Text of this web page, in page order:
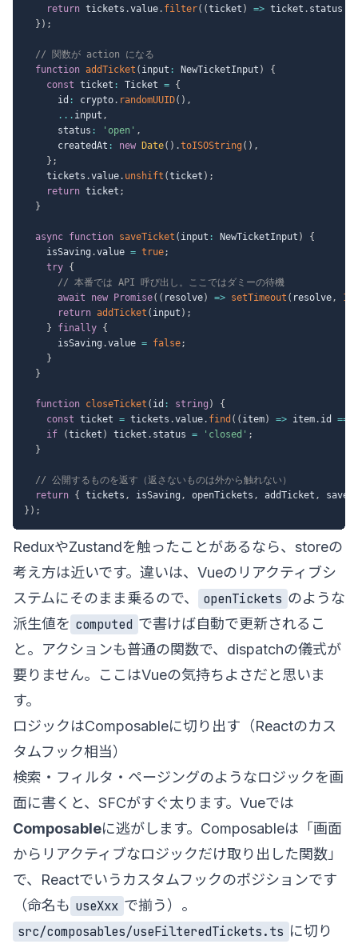
return tickets .value. filter( (ticket ) => ticket . status
} ) ;
// 関数が action になる
function addTicket ( input : NewTicketInput )
{
const ticket : Ticket = {
      id
: crypto. randomUUID( ) ,
... input ,
      status
: 'open' ,
      createdAt
: new Date( ) .toISOString ( ) ,
} ;
    tickets
.value. unshift (ticket ) ;
return ticket ;
}
async function saveTicket ( input : NewTicketInput )
{
    isSaving
.value = true;
try {
// 本番では API 呼び出し。ここではダミーの待機
await
new Promise( ( resolve) => setTimeout ( resolve,
return addTicket ( input ) ;
}
finally {
      isSaving
.value = false;
}
}
function closeTicket ( id : string )
{
const ticket = tickets .value. find ( ( item) => item. id ===
if
(ticket ) ticket . status = 'closed' ;
}
// 公開するものを返す（返さないものは外から触れない）
return { tickets , isSaving , openTickets , addTicket ,
} ) ;
ReduxやZustandを触ったことがあるなら、storeの
考え方は近いです。違いは、Vueのリアクティブシ
ステムにそのまま乗るので、
openTickets のような
派生値を computed で書けば自動で更新されるこ
と。アクションも普通の関数で、dispatchの儀式が
要りません。ここはVueの気持ちよさだと思いま
す。
ロジックはComposableに切り出す（Reactのカス
タムフック相当）
検索・フィルタ・ページングのようなロジックを画
面に書くと、SFCがすぐ太ります。Vueでは
Composableに逃がします。Composableは「画面
からリアクティブなロジックだけ取り出した関数」
で、Reactでいうカスタムフックのポジションです
（命名も useXxx で揃う）。
src/composables/useFilteredTickets.ts に切り